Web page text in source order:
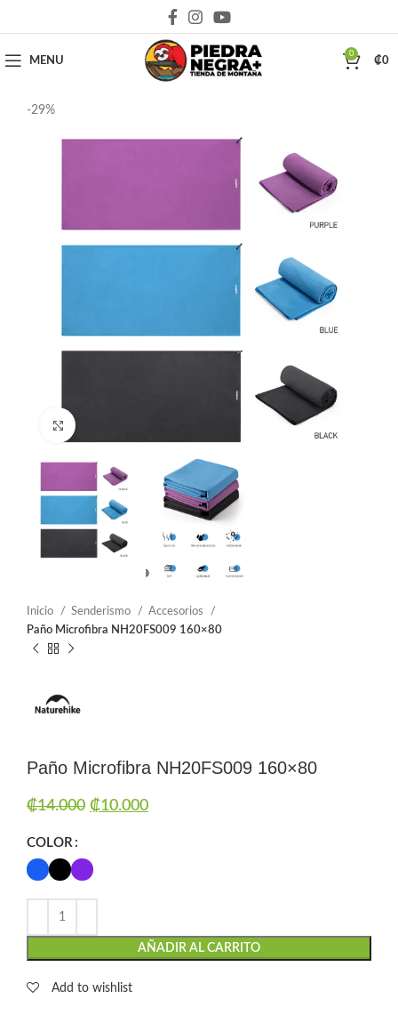
MENU
0
₡0
-29%
Inicio Senderismo
Accesorios
Paño Microfibra NH20FS009 160×80
Paño Microfibra NH20FS009 160×80
₡14.000 ₡10.000
COLOR
AÑADIR AL CARRITO
Add to wishlist
Deja que la montaña sea parte de tu vida